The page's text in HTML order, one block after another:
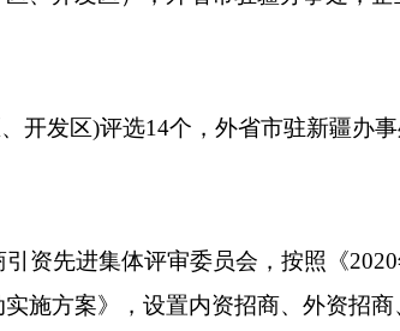
开发区)评选14个，外省市驻新疆办
引资先进集体评审委员会，按照《2020
施方案》，设置内资招商、外资招商